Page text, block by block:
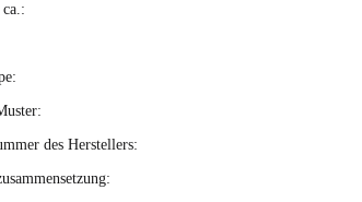
des Herstellers: